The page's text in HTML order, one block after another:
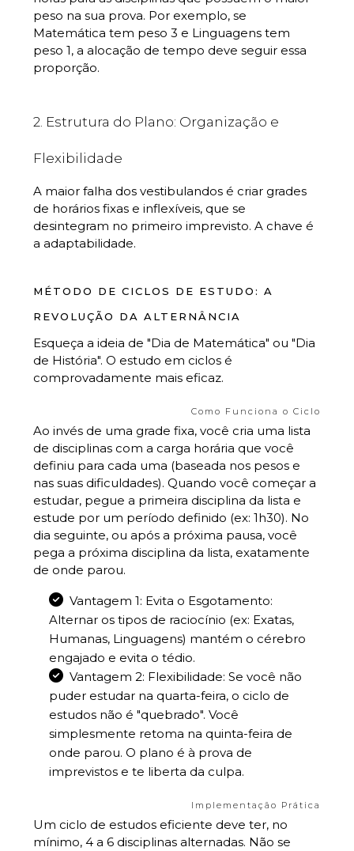
peso na sua prova. Por exemplo, se
Matemática tem peso 3 e Linguagens tem
peso 1, a alocação de tempo deve seguir essa
proporção.
2. Estrutura do Plano: Organização e
Flexibilidade
A maior falha dos vestibulandos é criar grades
de horários fixas e inflexíveis, que se
desintegram no primeiro imprevisto. A chave é
a adaptabilidade.
MÉTODO DE CICLOS DE ESTUDO: A
REVOLUÇÃO DA ALTERNÂNCIA
Esqueça a ideia de "Dia de Matemática" ou "Dia
de História". O estudo em ciclos é
comprovadamente mais eficaz.
Como Funciona o Ciclo
Ao invés de uma grade fixa, você cria uma lista
de disciplinas com a carga horária que você
definiu para cada uma (baseada nos pesos e
nas suas dificuldades). Quando você começar a
estudar, pegue a primeira disciplina da lista e
estude por um período definido (ex: 1h30). No
dia seguinte, ou após a próxima pausa, você
pega a próxima disciplina da lista, exatamente
de onde parou.
Vantagem 1: Evita o Esgotamento:
Alternar os tipos de raciocínio (ex: Exatas,
Humanas, Linguagens) mantém o cérebro
engajado e evita o tédio.
Vantagem 2: Flexibilidade: Se você não
puder estudar na quarta-feira, o ciclo de
estudos não é "quebrado". Você
simplesmente retoma na quinta-feira de
onde parou. O plano é à prova de
imprevistos e te liberta da culpa.
Implementação Prática
Um ciclo de estudos eficiente deve ter, no
mínimo, 4 a 6 disciplinas alternadas. Não se